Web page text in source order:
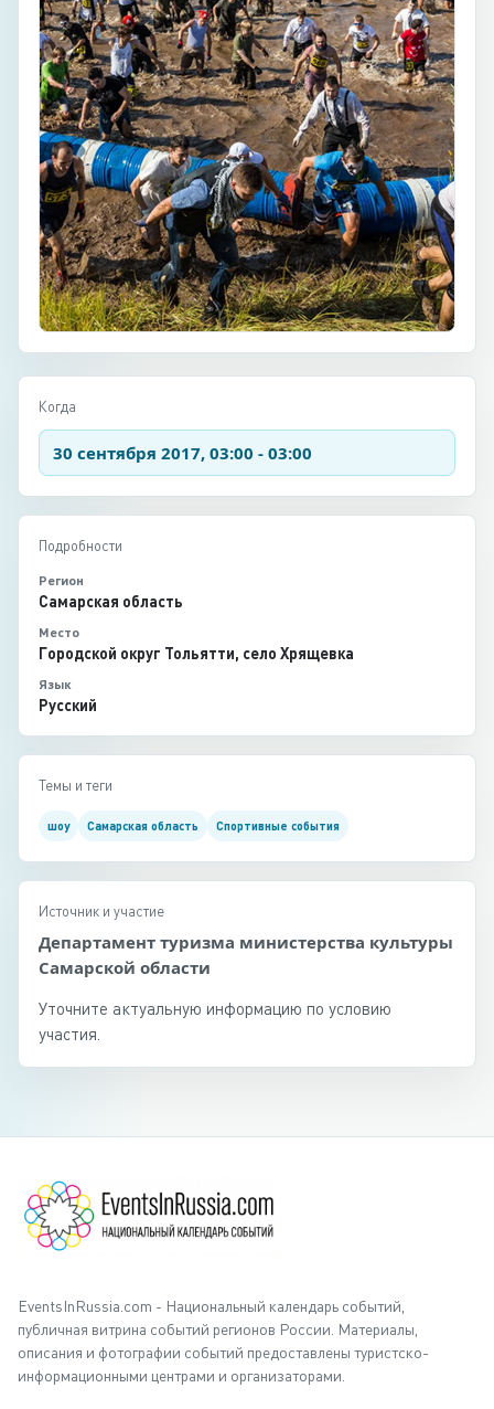
Когда
30 сентября 2017, 03:00 - 03:00
Подробности
Регион
Самарская область
Место
Городской округ Тольятти, село Хрящевка
Язык
Русский
Темы и теги
шоу Самарская область Спортивные события
Источник и участие
Департамент туризма министерства культуры
Самарской области
Уточните актуальную информацию по условию
участия.
EventsInRussia.com - Национальный календарь событий,
публичная витрина событий регионов России. Материалы,
описания и фотографии событий предоставлены туристско-
информационными центрами и организаторами.